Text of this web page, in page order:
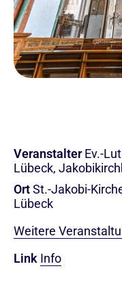
Veranstalter Ev.-
Lübeck,
OrtSt.-Jakobi-
Lübeck
Weitere
Link Info